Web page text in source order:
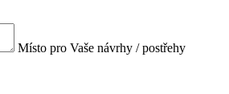
Místo pro Vaše návrhy / postřehy